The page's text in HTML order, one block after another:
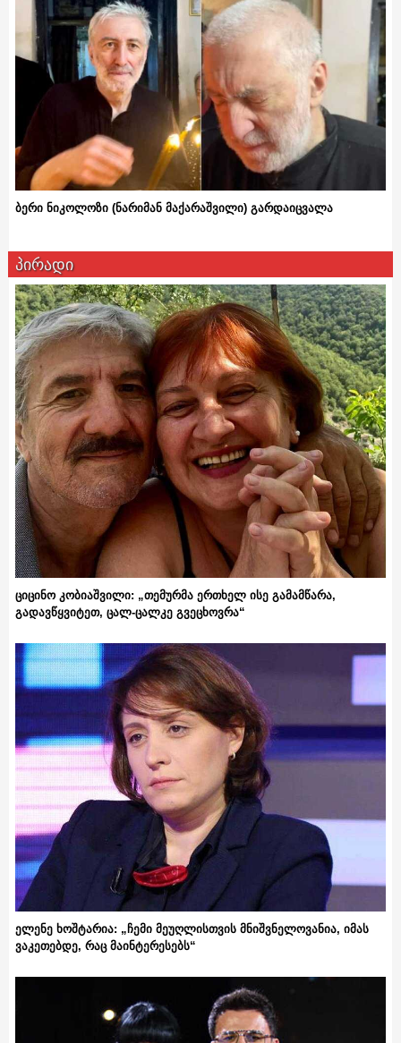
ბერი ნიკოლოზი (ნარიმან მაქარაშვილი) გარდაიცვალა
პირადი
ციცინო კობიაშვილი: „თემურმა ერთხელ ისე გამამწარა,
გადავწყვიტეთ, ცალ-ცალკე გვეცხოვრა“
ელენე ხოშტარია: „ჩემი მეუღლისთვის მნიშვნელოვანია, იმას
ვაკეთებდე, რაც მაინტერესებს“